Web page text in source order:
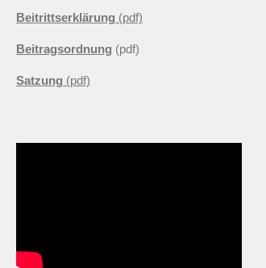
Beitrittserklärung (pdf)
Beitragsordnung (pdf)
Satzung (pdf)